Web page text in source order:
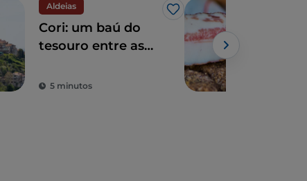
Aldeias
Gosto
Cori: um baú do
tesouro entre as
5 minutos